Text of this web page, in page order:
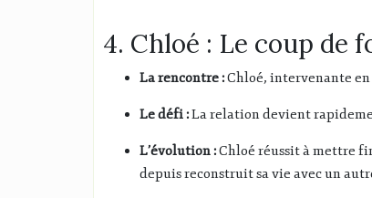
4. Chloé : Le coup de
La rencontre :Chloé, intervenante
Le défi :La relation devient
L’évolution :Chloé réussit à mettre
depuis reconstruit sa vie avec un